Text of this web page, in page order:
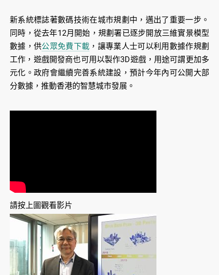
新系統標誌著數碼技術在城市規劃中，邁出了重要一步。
同時，從去年12月開始，規劃署已逐步開放三維實景模型
數據，供公眾免費下載 ，讓專業人士可以利用數據作規劃
工作，遊戲開發商也可用以製作3D遊戲，用途可謂更加多
元化。政府會繼續完善系統建設，預計今年內可公開大部
分數據，推動香港的智慧城市發展。
請按上圖觀看影片